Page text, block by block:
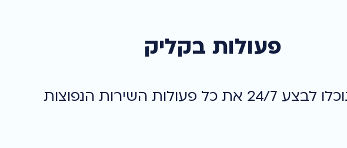
פעולות בקליק